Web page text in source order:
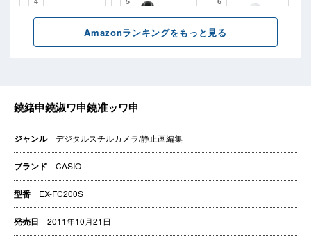
ジャンル デジタルスチルカメラ/静止画編集
ブランド CASIO
型番 EX-FC200S
発売日 2011年10月21日